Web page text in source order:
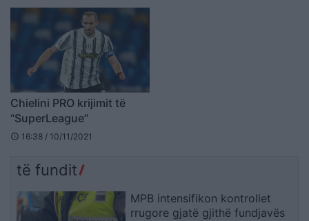
Chielini PRO krijimit të
“SuperLeague”
schedule 16:38 / 10/11/2021
të fundit
MPB intensifikon kontrollet
rrugore gjatë gjithë fundjavës